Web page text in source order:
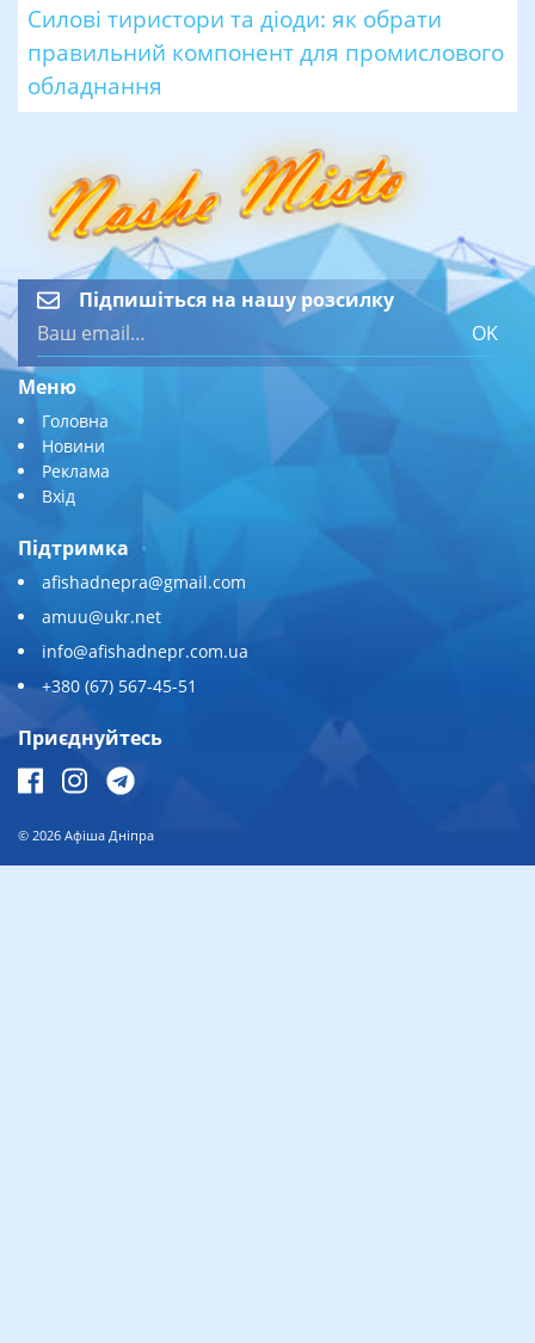
Силові тиристори та діоди: як обрати
правильний компонент для промислового
обладнання
Підпишіться на нашу розсилку
OK
Меню
Головна
Новини
Реклама
Вхід
Підтримка
afishadnepra@gmail.com
amuu@ukr.net
info@afishadnepr.com.ua
+380 (67) 567-45-51
Приєднуйтесь
© 2026 Афіша Дніпра